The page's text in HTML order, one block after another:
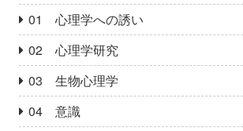
01 心理学への誘い
02 心理学研究
03 生物心理学
04 意識